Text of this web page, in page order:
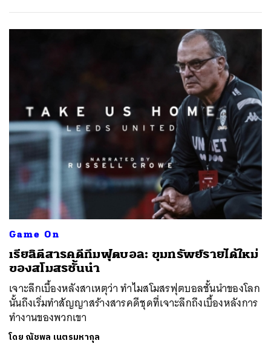
Game On
เรียลิตีสารคดีทีมฟุตบอล: ขุมทรัพย์รายได้ใหม่
ของสโมสรชั้นนำ
เจาะลึกเบื้องหลังสาเหตุว่า ทำไมสโมสรฟุตบอลชั้นนำของโลก
นั้นถึงเริ่มทำสัญญาสร้างสารคดีชุดที่เจาะลึกถึงเบื้องหลังการ
ทำงานของพวกเขา
โดย ณัชพล เนตรมหากุล